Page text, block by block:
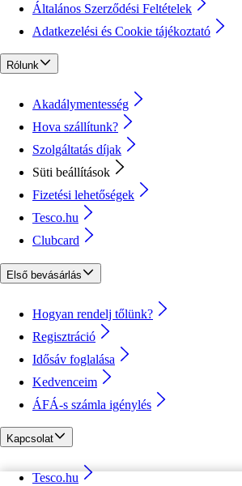
Általános Szerződési Feltételek
Adatkezelési és Cookie tájékoztató
Rólunk
Akadálymentesség
Hova szállítunk?
Szolgáltatás díjak
Süti beállítások
Fizetési lehetőségek
Tesco.hu
Clubcard
Első bevásárlás
Hogyan rendelj tőlünk?
Regisztráció
Idősáv foglalása
Kedvenceim
ÁFÁ-s számla igénylés
Kapcsolat
Tesco.hu